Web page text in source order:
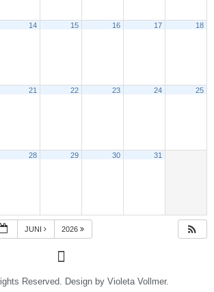
14 15 16 17 18
21 22 23 24 25
28 29 30 31
JUNI 2026
Reserved. Design by Violeta Vollmer.